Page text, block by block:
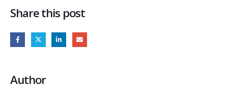
Share this post
Author